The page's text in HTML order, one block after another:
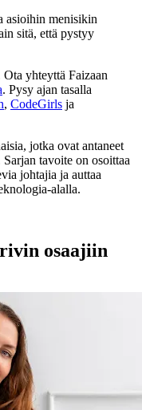
asioihin menisikin
sitä, että pystyy
Ota yhteyttä Faizaan
. Pysy ajan tasalla
, CodeGirls ja
jotka ovat antaneet
tavoite on osoittaa
johtajia ja auttaa
alalla.
osaajiin